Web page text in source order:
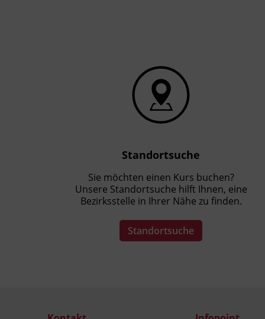
Standortsuche
Sie möchten einen Kurs buchen?
Unsere Standortsuche hilft Ihnen, eine
Bezirksstelle in Ihrer Nähe zu finden.
Standortsuche